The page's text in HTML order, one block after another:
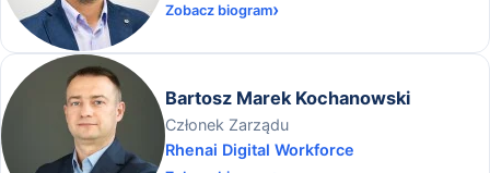
Zobacz biogram
Bartosz Marek Kochanowski
Członek Zarządu
Rhenai Digital Workforce